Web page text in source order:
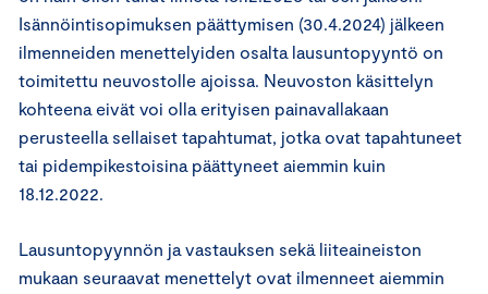
Isännöintisopimuksen päättymisen (30.4.2024) jälkeen
ilmenneiden menettelyiden osalta lausuntopyyntö on
toimitettu neuvostolle ajoissa. Neuvoston käsittelyn
kohteena eivät voi olla erityisen painavallakaan
perusteella sellaiset tapahtumat, jotka ovat tapahtuneet
tai pidempikestoisina päättyneet aiemmin kuin
18.12.2022.
Lausuntopyynnön ja vastauksen sekä liiteaineiston
mukaan seuraavat menettelyt ovat ilmenneet aiemmin